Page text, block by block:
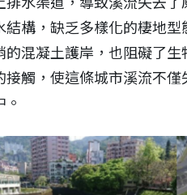
結構，缺乏多樣化的棲地
的混凝土護岸，也阻礙了
接觸，使這條城市溪流不